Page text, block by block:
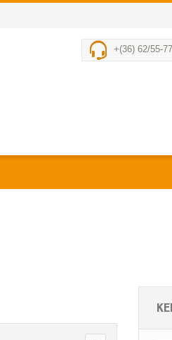
+(36) 62/55-